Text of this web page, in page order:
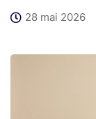
28 mai 2026